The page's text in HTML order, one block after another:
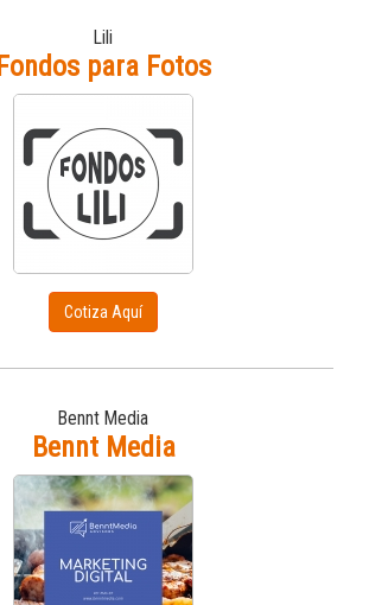
Lili
Fondos para Fotos
Cotiza Aquí
Bennt Media
Bennt Media